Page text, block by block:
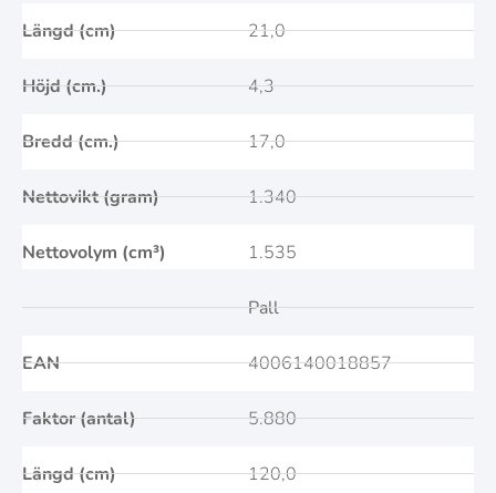
Längd (cm)
Höjd (cm.)
Bredd (cm.)
Nettovikt (gram)
Nettovolym (cm³)
21,0
4,3
17,0
1.340
1.535
EAN
Faktor (antal)
Längd (cm)
Pall
4006140018857
5.880
120,0